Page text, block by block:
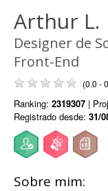
Arthur L.
Designer de
Front-End
(0.0 -
Ranking: 2319307 |
Registrado desde: 31/
Sobre mim: